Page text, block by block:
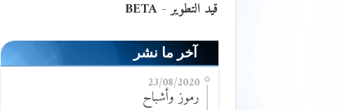
آخر ما نشر
23/08/2020
رموز وأشباح